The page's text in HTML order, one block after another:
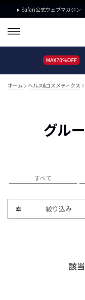
Safari公式ウェブマガジン
ホーム ヘルス&コスメティクス
グル
すべて
絞り込み
該